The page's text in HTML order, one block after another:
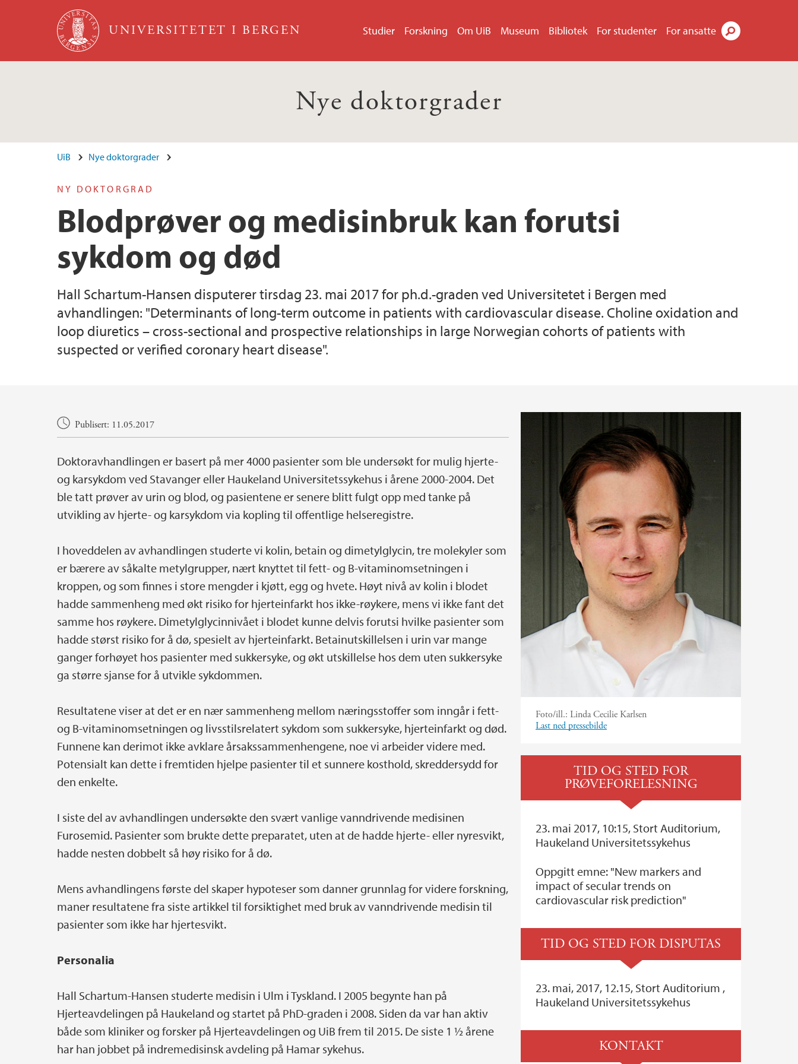
Hopp til hovedinnhold
UNIVERSITETET I BERGEN Studier Forskning Om UiB Museum Bibliotek For studenter For ansatte
Nye doktorgrader
UiB Nye doktorgrader
NY DOKTORGRAD
Blodprøver og medisinbruk kan forutsi
sykdom og død
Hall Schartum-Hansen disputerer tirsdag 23. mai 2017 for ph.d.-graden ved Universitetet i Bergen med
avhandlingen: "Determinants of long-term outcome in patients with cardiovascular disease. Choline oxidation and
loop diuretics – cross-sectional and prospective relationships in large Norwegian cohorts of patients with
suspected or verified coronary heart disease".
HovedinnholdPublisert: 11.05.2017
Doktoravhandlingen er basert på mer 4000 pasienter som ble undersøkt for mulig hjerte-
og karsykdom ved Stavanger eller Haukeland Universitetssykehus i årene 2000-2004. Det
ble tatt prøver av urin og blod, og pasientene er senere blitt fulgt opp med tanke på
utvikling av hjerte- og karsykdom via kopling til offentlige helseregistre.
I hoveddelen av avhandlingen studerte vi kolin, betain og dimetylglycin, tre molekyler som
er bærere av såkalte metylgrupper, nært knyttet til fett- og B-vitaminomsetningen i
kroppen, og som finnes i store mengder i kjøtt, egg og hvete. Høyt nivå av kolin i blodet
hadde sammenheng med økt risiko for hjerteinfarkt hos ikke-røykere, mens vi ikke fant det
samme hos røykere. Dimetylglycinnivået i blodet kunne delvis forutsi hvilke pasienter som
hadde størst risiko for å dø, spesielt av hjerteinfarkt. Betainutskillelsen i urin var mange
ganger forhøyet hos pasienter med sukkersyke, og økt utskillelse hos dem uten sukkersyke
ga større sjanse for å utvikle sykdommen.
Resultatene viser at det er en nær sammenheng mellom næringsstoffer som inngår i fett-
og B-vitaminomsetningen og livsstilsrelatert sykdom som sukkersyke, hjerteinfarkt og død.
Funnene kan derimot ikke avklare årsakssammenhengene, noe vi arbeider videre med.
Potensialt kan dette i fremtiden hjelpe pasienter til et sunnere kosthold, skreddersydd for
den enkelte.
I siste del av avhandlingen undersøkte den svært vanlige vanndrivende medisinen
Furosemid. Pasienter som brukte dette preparatet, uten at de hadde hjerte- eller nyresvikt,
hadde nesten dobbelt så høy risiko for å dø.
Mens avhandlingens første del skaper hypoteser som danner grunnlag for videre forskning,
maner resultatene fra siste artikkel til forsiktighet med bruk av vanndrivende medisin til
pasienter som ikke har hjertesvikt.
Personalia
Hall Schartum-Hansen studerte medisin i Ulm i Tyskland. I 2005 begynte han på
Hjerteavdelingen på Haukeland og startet på PhD-graden i 2008. Siden da var han aktiv
både som kliniker og forsker på Hjerteavdelingen og UiB frem til 2015. De siste 1 ½ årene
har han jobbet på indremedisinsk avdeling på Hamar sykehus.
Foto/ill.:Linda Cecilie Karlsen
Last ned pressebilde
TID OG STED FOR
PRØVEFORELESNING
23. mai 2017, 10:15, Stort Auditorium,
Haukeland Universitetssykehus
Oppgitt emne: "New markers and
impact of secular trends on
cardiovascular risk prediction"
TID OG STED FOR DISPUTAS
23. mai, 2017, 12.15, Stort Auditorium ,
Haukeland Universitetssykehus
KONTAKT